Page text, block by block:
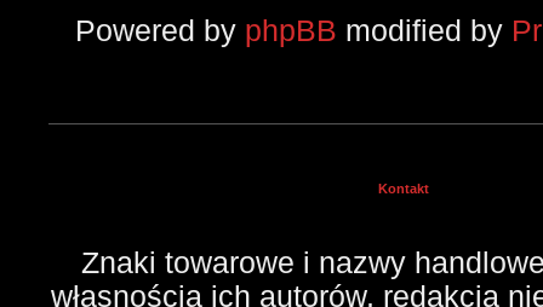
Powered by phpBB modified by
Kontakt
Znaki towarowe i nazwy
własnością ich autorów, redakcja